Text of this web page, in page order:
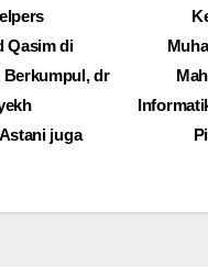
Qasim di
Berkumpul, dr
juga